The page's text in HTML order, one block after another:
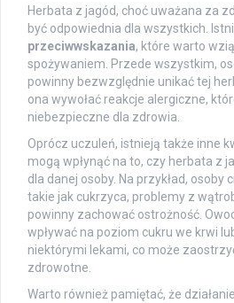
Herbata z jagód, choć uważana za
być odpowiednia dla wszystkich.
przeciwwskazania, które warto
spożywaniem. Przede wszystkim,
powinny bezwzględnie unikać tej
ona wywołać reakcje alergiczne,
niebezpieczne dla zdrowia.
Oprócz uczuleń, istnieją także inne
mogą wpłynąć na to, czy herbata z
dla danej osoby. Na przykład, osoby
takie jak cukrzyca, problemy z
powinny zachować ostrożność.
wpływać na poziom cukru we krwi
niektórymi lekami, co może
zdrowotne.
Warto również pamiętać, że